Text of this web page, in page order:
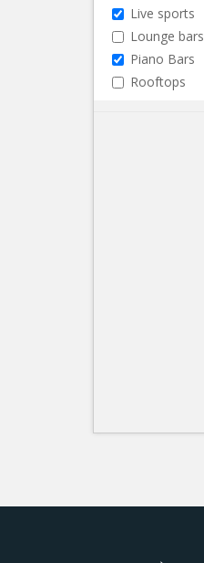
Live sports
Lounge bars
Piano Bars
Rooftops